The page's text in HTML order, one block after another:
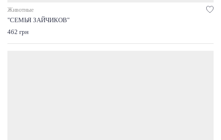
Животные
"СЕМЬЯ ЗАЙЧИКОВ"
462 грн